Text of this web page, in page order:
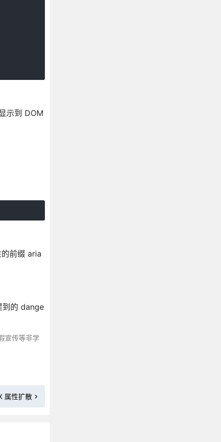
示到 DOM
前缀 aria
到的 dange
宣传等非学
属性扩散